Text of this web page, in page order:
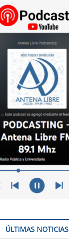
ÚLTIMAS NOTICIAS